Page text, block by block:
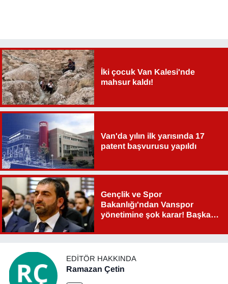
İki çocuk Van Kalesi'nde
mahsur kaldı!
Van'da yılın ilk yarısında 17
patent başvurusu yapıldı
Gençlik ve Spor
Bakanlığı'ndan Vanspor
yönetimine şok karar! Başkan
EDITÖR HAKKINDA
Ramazan Çetin